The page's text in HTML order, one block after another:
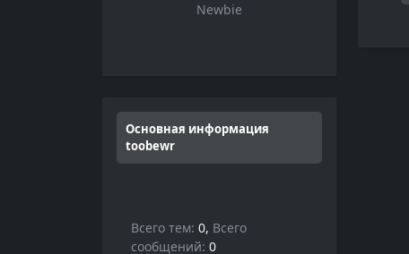
Newbie
Основная информация
toobewr
Всего тем: 0, Всего
сообщений: 0